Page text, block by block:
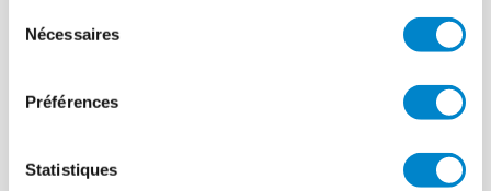
Nécessaires
Préférences
Statistiques
Ausschreibungstexte.
Fensteranschluss stetig zu verbessern. Freuen Sie